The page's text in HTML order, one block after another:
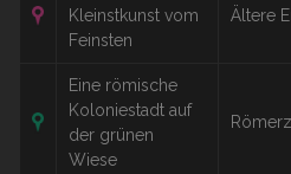
Kleinstkunst vom
Feinsten
Ältere
Eine römische
Koloniestadt auf
der grünen
Wiese